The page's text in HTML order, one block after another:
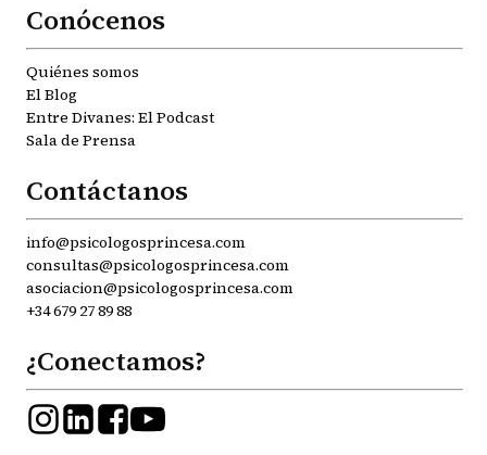
Conócenos
Quiénes somos
El Blog
Entre Divanes: El Podcast
Sala de Prensa
Contáctanos
info@psicologosprincesa.com
consultas@psicologosprincesa.com
asociacion@psicologosprincesa.com
+34 679 27 89 88
¿Conectamos?